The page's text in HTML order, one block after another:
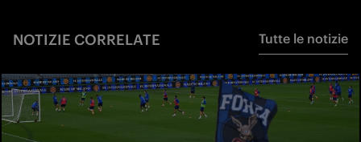
NOTIZIE CORRELATE Tutte le notizie